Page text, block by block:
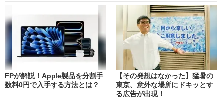
FPが解説！Apple製品を分割手
数料0円で入手する方法とは？
【その発想はなかった】猛暑の
東京、意外な場所にドキッとす
る広告が出現！